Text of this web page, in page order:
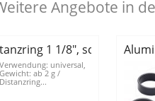
Angebote in
1 1/8", schwarz,
Verwendung: universal,
Gewicht: ab 2 g /
Distanzring...